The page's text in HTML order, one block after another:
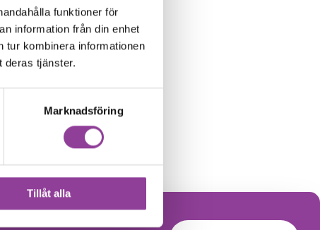
funktioner för
information från din enhet
tur kombinera informationen
deras tjänster.
Marknadsföring
Tillåt alla